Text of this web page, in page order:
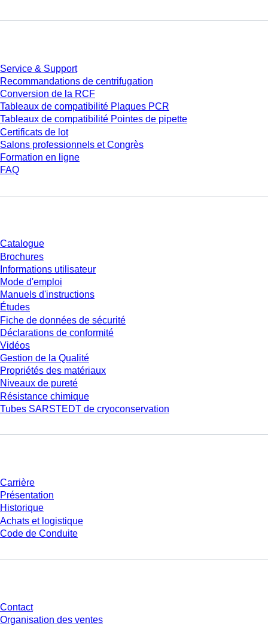
Service & Support
Recommandations de centrifugation
Conversion de la RCF
Tableaux de compatibilité Plaques PCR
Tableaux de compatibilité Pointes de pipette
Certificats de lot
Salons professionnels et Congrès
Formation en ligne
FAQ
Catalogue
Brochures
Informations utilisateur
Mode d'emploi
Manuels d'instructions
Études
Fiche de données de sécurité
Déclarations de conformité
Vidéos
Gestion de la Qualité
Propriétés des matériaux
Niveaux de pureté
Résistance chimique
Tubes SARSTEDT de cryoconservation
Carrière
Présentation
Historique
Achats et logistique
Code de Conduite
Contact
Organisation des ventes